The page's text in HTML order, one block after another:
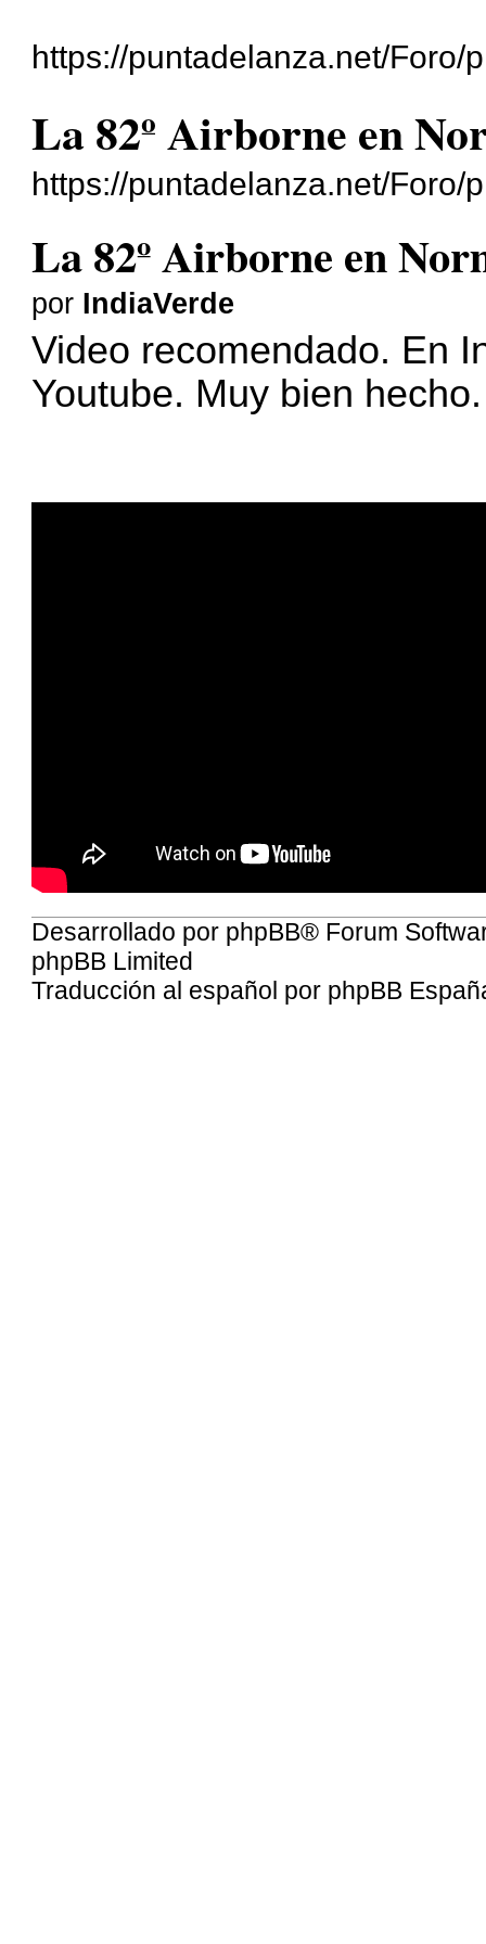
https://puntadelanza.net/Foro/
La 82º Airborne en
https://puntadelanza.net/Foro/
La 82º Airborne en
por IndiaVerde
Video recomendado. En
Youtube. Muy bien
Desarrollado por phpBB® Forum
phpBB Limited
Traducción al español por phpBB